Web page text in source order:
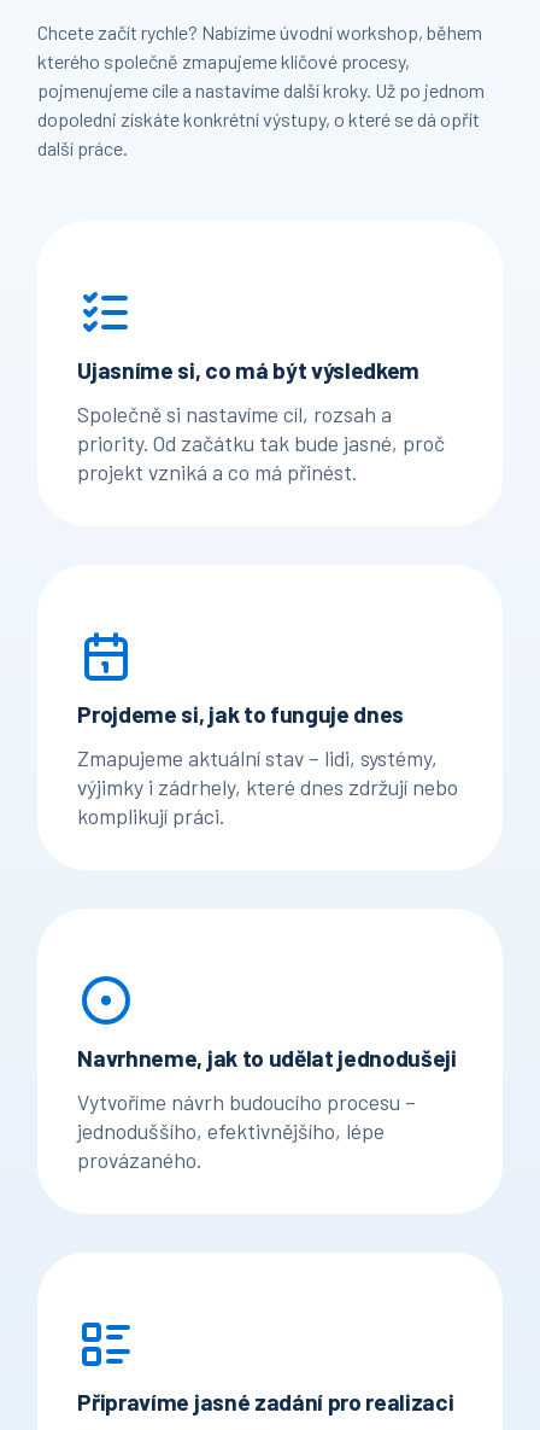
Chcete začít rychle? Nabízíme úvodní workshop, během
kterého společně zmapujeme klíčové procesy,
pojmenujeme cíle a nastavíme další kroky. Už po jednom
dopoledni získáte konkrétní výstupy, o které se dá opřít
další práce.
Ujasníme si, co má být výsledkem
Společně si nastavíme cíl, rozsah a
priority. Od začátku tak bude jasné, proč
projekt vzniká a co má přinést.
Projdeme si, jak to funguje dnes
Zmapujeme aktuální stav – lidi, systémy,
výjimky i zádrhely, které dnes zdržují nebo
komplikují práci.
Navrhneme, jak to udělat jednodušeji
Vytvoříme návrh budoucího procesu –
jednoduššího, efektivnějšího, lépe
provázaného.
Připravíme jasné zadání pro realizaci